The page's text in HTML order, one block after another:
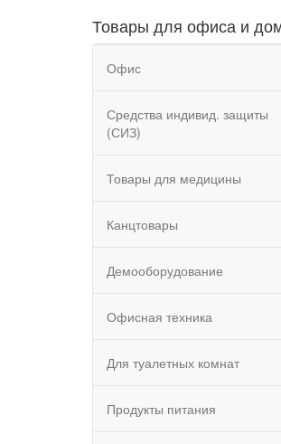
Товары для офиса и
Офис
Средства индивид. защиты
(СИЗ)
Товары для медицины
Канцтовары
Демооборудование
Офисная техника
Для туалетных комнат
Продукты питания